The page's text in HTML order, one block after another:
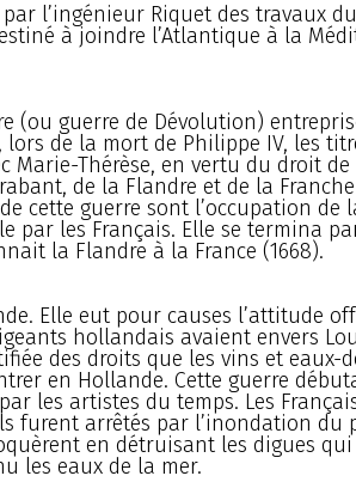
l’ingénieur Riquet des travaux
à joindre l’Atlantique à la
(ou guerre de Dévolution)
lors de la mort de Philippe IV, les
Marie-Thérèse, en vertu du droit
de la Flandre et de la
cette guerre sont l’occupation de
par les Français. Elle se termina
la Flandre à la France (1668).
Elle eut pour causes l’attitude
hollandais avaient envers
des droits que les vins et eaux-
en Hollande. Cette guerre
les artistes du temps. Les
furent arrêtés par l’inondation du
en détruisant les digues
les eaux de la mer.